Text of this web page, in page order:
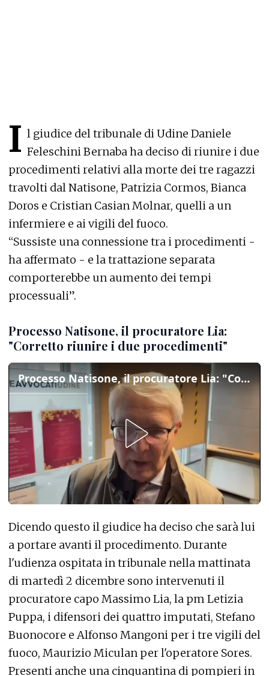
I l giudice del tribunale di Udine Daniele
Feleschini Bernaba ha deciso di riunire i due
procedimenti relativi alla morte dei tre ragazzi
travolti dal Natisone, Patrizia Cormos, Bianca
Doros e Cristian Casian Molnar, quelli a un
infermiere e ai vigili del fuoco.
“Sussiste una connessione tra i procedimenti -
ha affermato - e la trattazione separata
comporterebbe un aumento dei tempi
processuali”.
Processo Natisone, il procuratore Lia:
"Corretto riunire i due procedimenti"
Processo Natisone, il procuratore Lia: "Corretto riunire i due procedimenti"
Dicendo questo il giudice ha deciso che sarà lui
a portare avanti il ​​procedimento. Durante
l'udienza ospitata in tribunale nella mattinata
di martedì 2 dicembre sono intervenuti il ​​
procuratore capo Massimo Lia, la pm Letizia
Puppa, i difensori dei quattro imputati, Stefano
Buonocore e Alfonso Mangoni per i tre vigili del
fuoco, Maurizio Miculan per l'operatore Sores.
Presenti anche una cinquantina di pompieri in